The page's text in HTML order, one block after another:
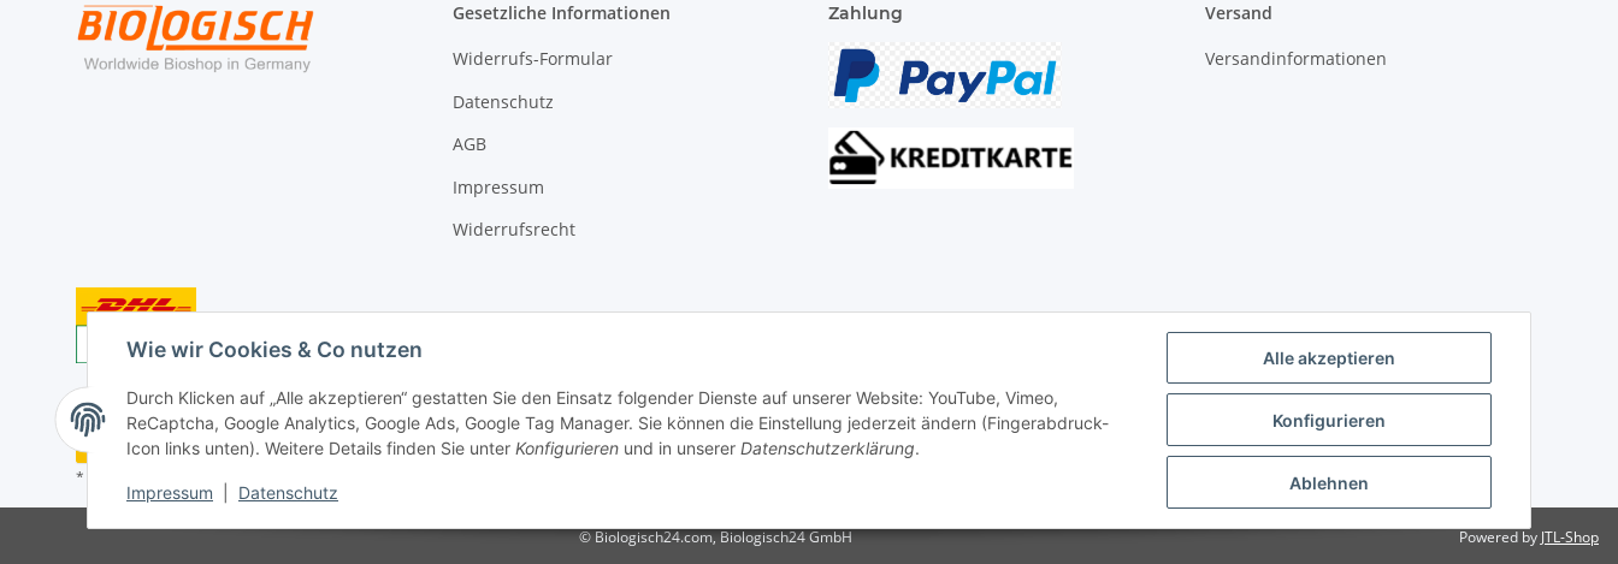
Alle akzeptieren
Konfigurieren
Ablehnen
Wie wir Cookies & Co nutzen
Durch Klicken auf „Alle akzeptieren“ gestatten Sie den Einsatz folgender Dienste auf unserer Website: YouTube, Vimeo,
ReCaptcha, Google Analytics, Google Ads, Google Tag Manager. Sie können die Einstellung jederzeit ändern (Fingerabdruck-
Icon links unten). Weitere Details finden Sie unter Konfigurieren und in unserer Datenschutzerklärung.
Impressum Datenschutz
Gesetzliche Informationen
Widerrufs-Formular
Datenschutz
AGB
Impressum
Widerrufsrecht
Zahlung Versand
Versandinformationen
Vertrag widerrufen
* Alle Preise inkl. gesetzlicher USt., zzgl.
© Biologisch24.com, Biologisch24 GmbH Powered by JTL-Shop